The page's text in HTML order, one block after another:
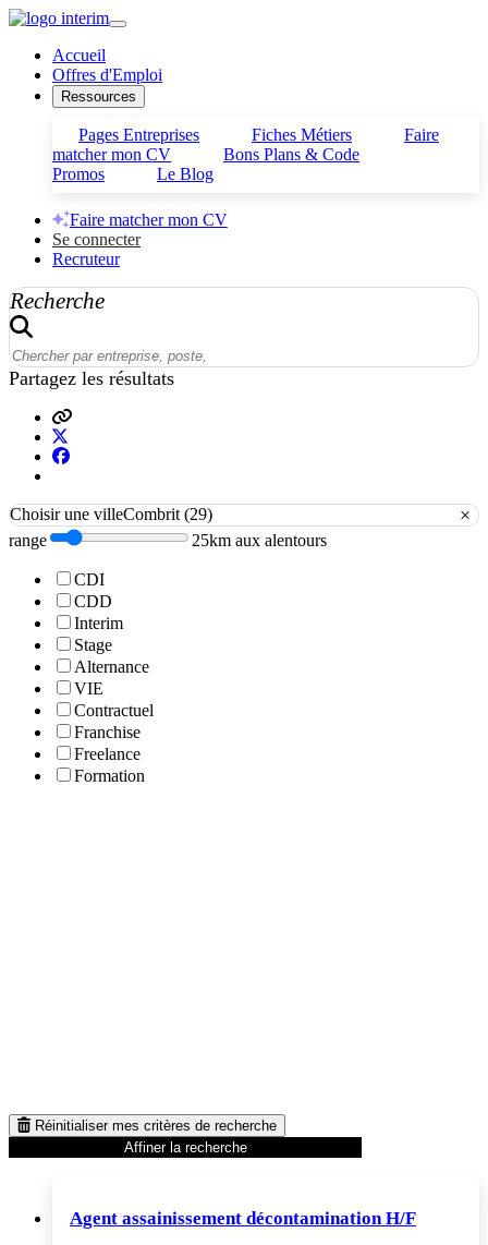
Accueil
Offres d'Emploi
Ressources
Pages Entreprises Fiches Métiers
Faire
matcher mon CV
Bons Plans & Code
Promos
Le Blog
Faire matcher mon CV
Se connecter
Recruteur
Recherche
Partagez les résultats
Choisir une villeCombrit (29) ×
range 25km aux alentours
CDI
CDD
Interim
Stage
Alternance
VIE
Contractuel
Franchise
Freelance
Formation
Réinitialiser mes critères de recherche
Affiner la recherche
Agent assainissement décontamination H/F